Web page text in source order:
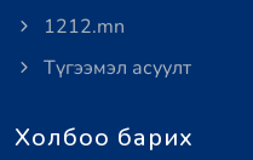
1212.mn
Түгээмэл асуулт
Холбоо барих